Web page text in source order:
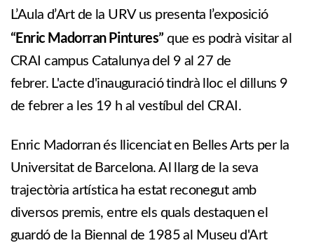
L’Aula d’Art de la URV us presenta l’exposició
“Enric Madorran Pintures” que es podrà visitar al
CRAI campus Catalunya del 9 al 27 de
febrer. L'acte d'inauguració tindrà lloc el dilluns 9
de febrer a les 19 h al vestíbul del CRAI.
Enric Madorran és llicenciat en Belles Arts per la
Universitat de Barcelona. Al llarg de la seva
trajectòria artística ha estat reconegut amb
diversos premis, entre els quals destaquen el
guardó de la Biennal de 1985 al Museu d'Art